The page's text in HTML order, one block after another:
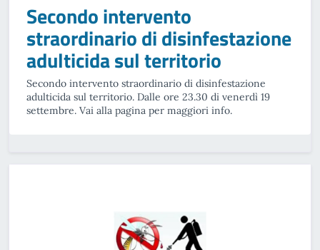
Secondo intervento
straordinario di disinfestazione
adulticida sul territorio
Secondo intervento straordinario di disinfestazione
adulticida sul territorio. Dalle ore 23.30 di venerdì 19
settembre. Vai alla pagina per maggiori info.